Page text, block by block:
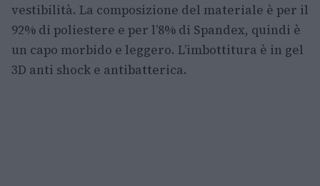
vestibilità. La composizione del materiale è per il
92% di poliestere e per l’8% di Spandex, quindi è
un capo morbido e leggero. L’imbottitura è in gel
3D anti shock e antibatterica.